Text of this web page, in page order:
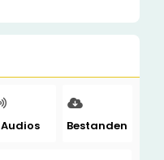
Audios Bestanden